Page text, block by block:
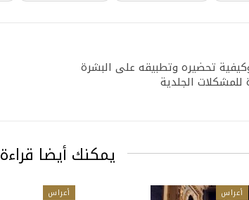
وكيفية تحضيره وتطبيقه على البشرة
للمشكلات الجلدية
يمكنك أيضا قراءة
أعراس أعراس